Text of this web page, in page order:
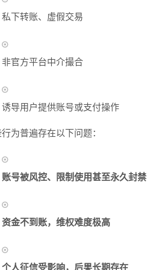
私下转账、虚假交易
非官方平台中介撮合
诱导用户提供账号或支付操作
为普遍存在以下问题：
账号被风控、限制使用甚至永久封禁
资金不到账，维权难度极高
个人征信受影响，后果长期存在